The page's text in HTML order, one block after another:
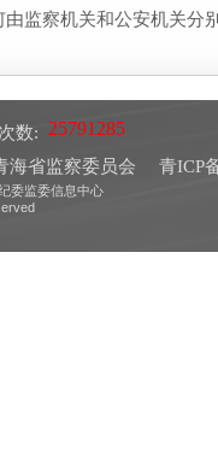
监察机关和公安机关分
数:
海省监察委员会
青ICP
委监委信息中心